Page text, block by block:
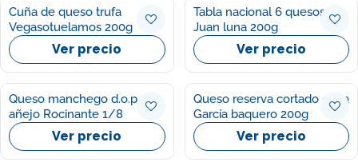
Cuña de queso trufa
Vegasotuelamos 200g
Ver precio
Tabla nacional 6 quesos
Juan luna 200g
Ver precio
Queso manchego d.o.p.
añejo Rocinante 1/8
Ver precio
Queso reserva cortado cuña
García baquero 200g
Ver precio